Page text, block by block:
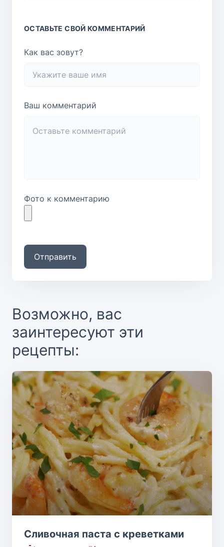
ОСТАВЬТЕ СВОЙ КОММЕНТАРИЙ
Как вас зовут?
Ваш комментарий
Фото к комментарию
Отправить
Возможно, вас
заинтересуют эти
рецепты:
Сливочная паста с креветками